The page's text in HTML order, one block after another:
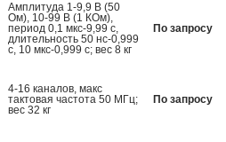
Амплитуда 1-9,9 В (50
Ом), 10-99 В (1 КОм),
период 0,1 мкс-9,99 с,
длительность 50 нс-0,999
с, 10 мкс-0,999 с; вес 8 кг
По запросу
4-16 каналов, макс
тактовая частота 50 МГц;
вес 32 кг
По запросу